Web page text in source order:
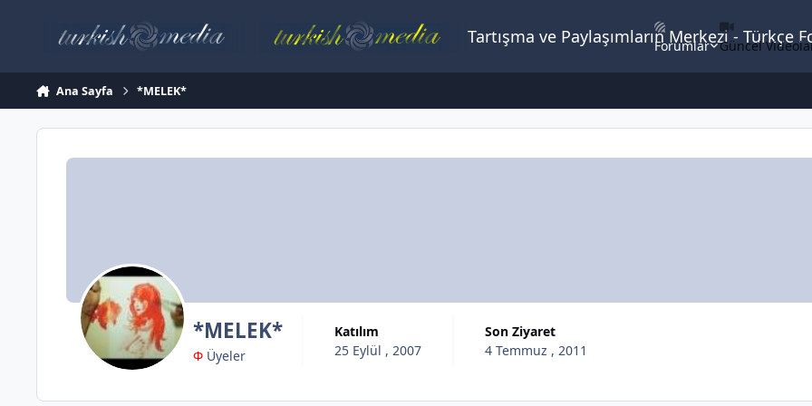
Tartışma ve Paylaşımların Merkezi -
Forumlar Güncel
Ana Sayfa *MELEK*
*MELEK*
ΦÜyeler
Katılım
25 Eylül , 2007
Son Ziyaret
4 Temmuz , 2011